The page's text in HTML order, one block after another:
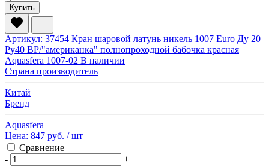
Купить
Артикул: 37454 Кран шаровой латунь никель 1007 Euro Ду 20
Ру40 ВР/"американка" полнопроходной бабочка красная
Aquasfera 1007-02 В наличии
Страна производитель
Китай
Бренд
Aquasfera
Цена: 847 руб. / шт
Сравнение
-
+